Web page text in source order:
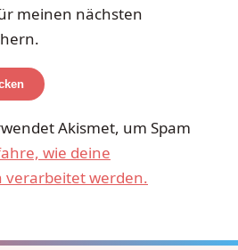
meinen nächsten
Akismet, um Spam
wie deine
werden.